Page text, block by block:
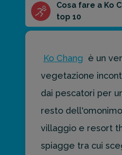
Riassunto
dell'articolo
Ottieni un
personalizzato
prossima
Cosa fare a Ko
top 10
Ko Chang è un
vegetazione
dai pescatori per
resto
villaggio e resort
spiagge tra cui